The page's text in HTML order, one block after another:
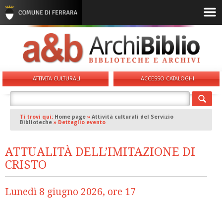
ATTIVITA CULTURALI ACCESSO CATALOGHI
Ti trovi qui: Home page » Attività culturali del Servizio
Biblioteche » Dettaglio evento
ATTUALITÀ DELL’IMITAZIONE DI
CRISTO
Lunedì 8 giugno 2026, ore 17